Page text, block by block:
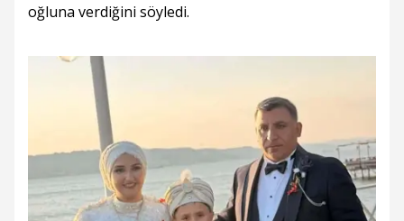
oğluna verdiğini söyledi.